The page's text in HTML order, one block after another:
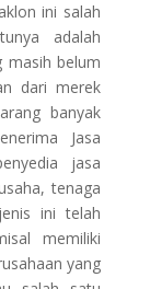
ini salah
adalah
masih belum
dari merek
banyak
Jasa
jasa
tenaga
ini telah
memiliki
yang